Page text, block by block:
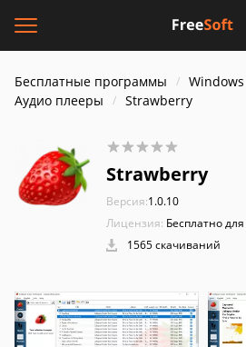
Бесплатные программы Windows
Аудио плееры
Strawberry
Strawberry
Версия:1.0.10
Лицензия: Бесплатно
1565 скачиваний